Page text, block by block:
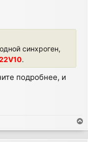
синхроген,
.
подробнее, и
o
p